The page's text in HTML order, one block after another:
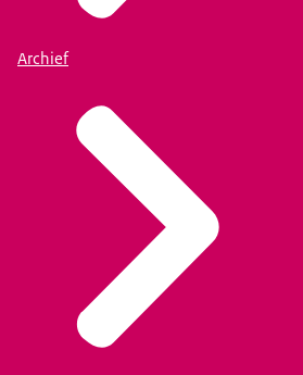
Archief